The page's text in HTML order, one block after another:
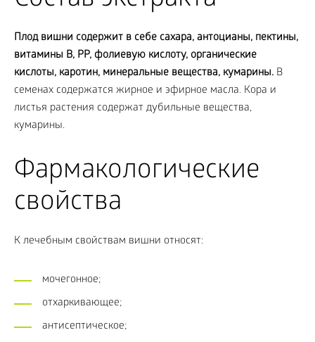
Плод вишни содержит в себе сахара, антоцианы, пектины,
витамины В, РР, фолиевую кислоту, органические
кислоты, каротин, минеральные вещества, кумарины. В
семенах содержатся жирное и эфирное масла. Кора и
листья растения содержат дубильные вещества,
кумарины.
Фармакологические
свойства
К лечебным свойствам вишни относят:
мочегонное;
отхаркивающее;
антисептическое;